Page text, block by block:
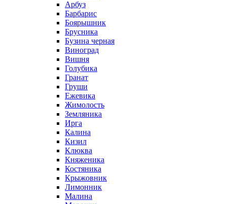
Арбуз
Барбарис
Боярышник
Брусника
Бузина черная
Виноград
Вишня
Голубика
Гранат
Груши
Ежевика
Жимолость
Земляника
Ирга
Калина
Кизил
Клюква
Княженика
Костяника
Крыжовник
Лимонник
Малина